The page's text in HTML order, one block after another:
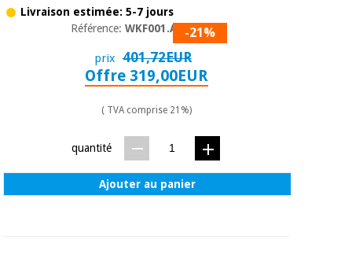
Livraison estimée: 5-7 jours
Référence:WKF001.A26-21%
prix 401,72EUR
Offre 319,00EUR
( TVA comprise 21%)
quantité
Ajouter au panier